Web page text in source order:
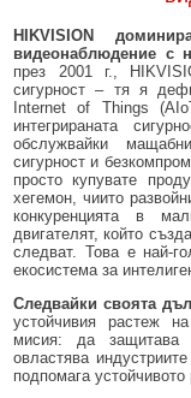
HIKVISION
видеонаблюдение с
през 2001 г.,
сигурност – тя я
Internet of Things
интегрираната
обслужвайки
сигурност и
просто купувате
хегемон, чиито
конкуренцията в
двигателят, който
следват. Това е най-
екосистема за
Следвайки своята
устойчивия растеж
мисия: да защитава
овластява
подпомага